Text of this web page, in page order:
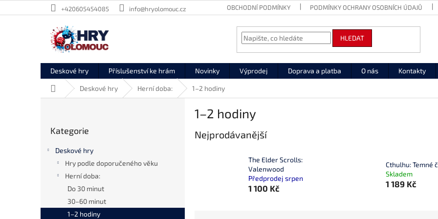
na
+420605454085 info@hryolomouc.cz OBCHODNÍ PODMÍNKY PODMÍNKY OCHRANY OSOBNÍCH ÚDAJŮ
HLEDAT
Deskové hry Příslušenství ke hrám Novinky Výprodej Doprava a platba O nás Kontakty
Domů Deskové hry Herní doba: 1–2 hodiny
a
kategorie
Kategorie
Deskové hry
Hry podle doporučeného věku
Herní doba:
Do 30 minut
30–60 minut
1–2 hodiny
1–2 hodiny
Nejprodávanější
The Elder Scrolls:
Valenwood
Předprodej srpen
1 100 Kč
Cthulhu: Temné
Skladem
1 189 Kč